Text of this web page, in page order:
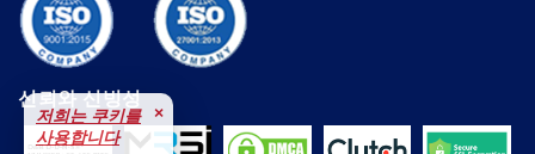
신뢰와 신빙성
저희는 쿠키를
사용합니다
×